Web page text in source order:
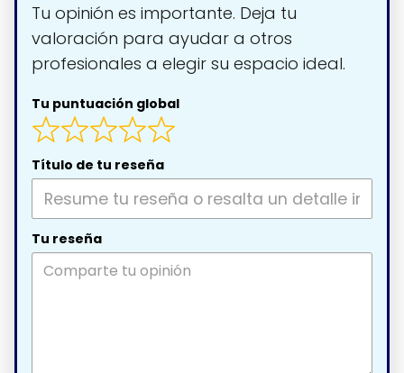
Tu opinión es importante. Deja tu
valoración para ayudar a otros
profesionales a elegir su espacio ideal.
Tu puntuación global
Título de tu reseña
Tu reseña